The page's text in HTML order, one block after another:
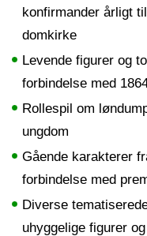
konfirmander årligt
domkirke
Levende figurer og
forbindelse med
Rollespil om
ungdom
Gående karakterer
forbindelse med
Diverse
uhyggelige figurer